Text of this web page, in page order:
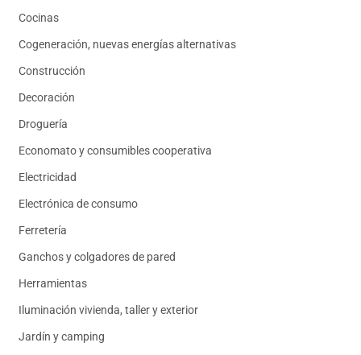
Cocinas
Cogeneración, nuevas energías alternativas
Construcción
Decoración
Droguería
Economato y consumibles cooperativa
Electricidad
Electrónica de consumo
Ferretería
Ganchos y colgadores de pared
Herramientas
Iluminación vivienda, taller y exterior
Jardín y camping